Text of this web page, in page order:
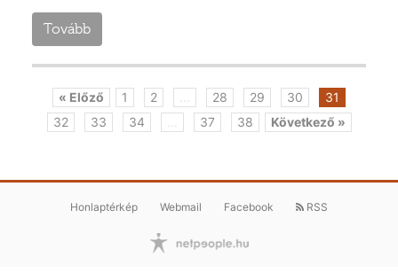
Tovább
« Előző 1 2 28 29 30
31
32
33 34 37 38 Következő »
Honlaptérkép Webmail Facebook RSS